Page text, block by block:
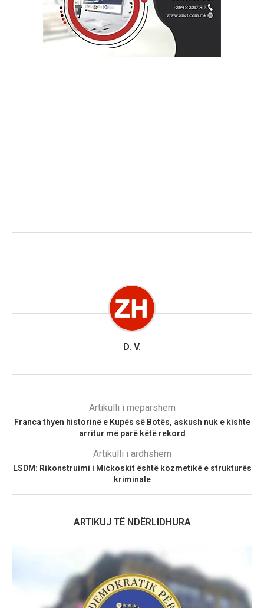
D. V.
Artikulli i mëparshëm
Franca thyen historinë e Kupës së Botës, askush nuk e kishte
arritur më parë këtë rekord
Artikulli i ardhshëm
LSDM: Rikonstruimi i Mickoskit është kozmetikë e strukturës
kriminale
ARTIKUJ TË NDËRLIDHURA